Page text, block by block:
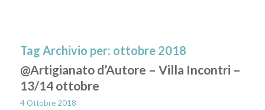
Tag Archivio per: ottobre 2018
@Artigianato d’Autore – Villa Incontri –
13/14 ottobre
4 Ottobre 2018